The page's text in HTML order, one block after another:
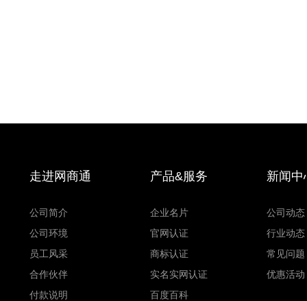
走进网商通
公司简介
公司环境
员工风采
合作伙伴
付款说明
产品&服务
企业名片
官网认证
商标认证
实名实网认证
百度百科
新闻中
公司动态
行业动态
常见问题
优惠活动